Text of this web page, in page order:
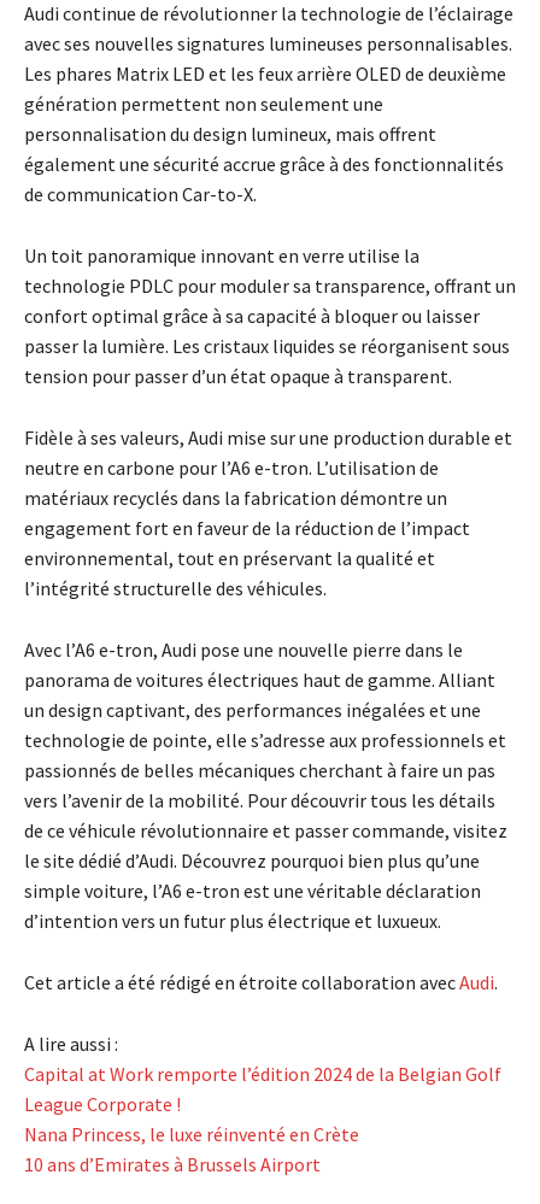
Audi continue de révolutionner la technologie de l’éclairage
avec ses nouvelles signatures lumineuses personnalisables.
Les phares Matrix LED et les feux arrière OLED de deuxième
génération permettent non seulement une
personnalisation du design lumineux, mais offrent
également une sécurité accrue grâce à des fonctionnalités
de communication Car-to-X.
Un toit panoramique innovant en verre utilise la
technologie PDLC pour moduler sa transparence, offrant un
confort optimal grâce à sa capacité à bloquer ou laisser
passer la lumière. Les cristaux liquides se réorganisent sous
tension pour passer d’un état opaque à transparent.
Fidèle à ses valeurs, Audi mise sur une production durable et
neutre en carbone pour l’A6 e-tron. L’utilisation de
matériaux recyclés dans la fabrication démontre un
engagement fort en faveur de la réduction de l’impact
environnemental, tout en préservant la qualité et
l’intégrité structurelle des véhicules.
Avec l’A6 e-tron, Audi pose une nouvelle pierre dans le
panorama de voitures électriques haut de gamme. Alliant
un design captivant, des performances inégalées et une
technologie de pointe, elle s’adresse aux professionnels et
passionnés de belles mécaniques cherchant à faire un pas
vers l’avenir de la mobilité. Pour découvrir tous les détails
de ce véhicule révolutionnaire et passer commande, visitez
le site dédié d’Audi. Découvrez pourquoi bien plus qu’une
simple voiture, l’A6 e-tron est une véritable déclaration
d’intention vers un futur plus électrique et luxueux.
Cet article a été rédigé en étroite collaboration avecAudi.
A lire aussi :
Capital at Work remporte l’édition 2024 de la Belgian Golf
League Corporate !
Nana Princess, le luxe réinventé en Crète
10 ans d’Emirates à Brussels Airport